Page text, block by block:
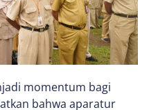
momentum bagi
bahwa aparatur